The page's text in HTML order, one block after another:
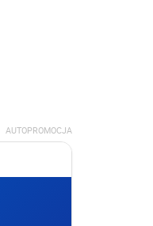
AUTOPROMOCJA